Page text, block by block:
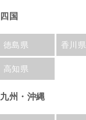
四国
徳島県 香川県
高知県
九州・沖縄